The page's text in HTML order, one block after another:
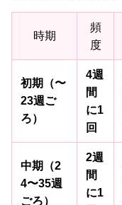
時期
頻
度
初期（〜
23週ご
ろ）
4週
間
に1
回
中期（2
4〜35週
ごろ）
2週
間
に1